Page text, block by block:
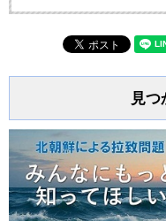
見つ